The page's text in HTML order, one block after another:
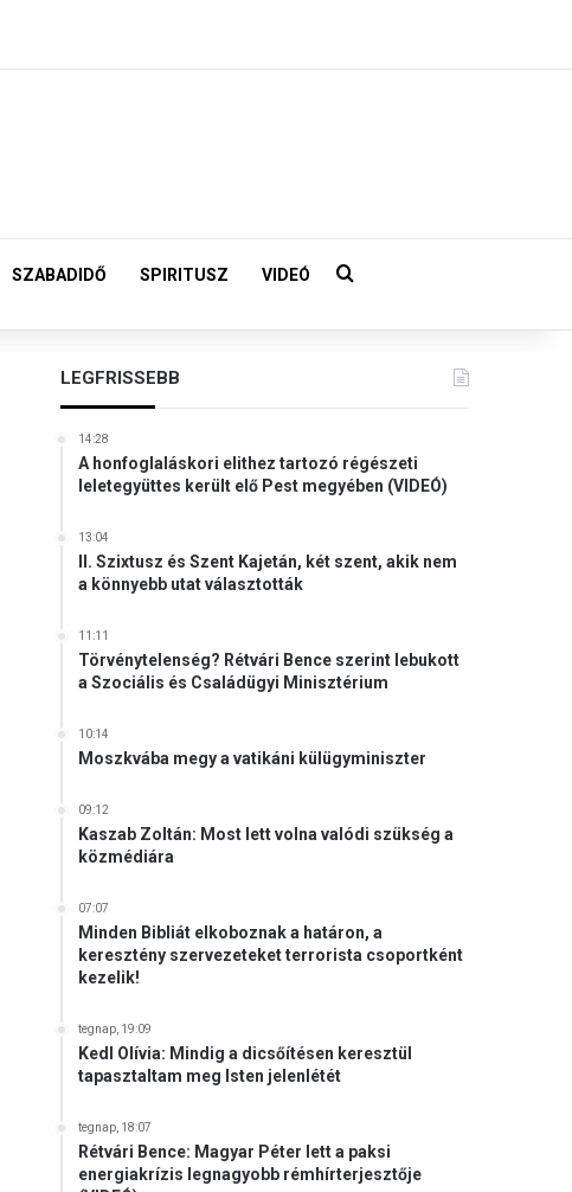
SZABADIDŐ SPIRITUSZ VIDEÓ Keresés:
LEGFRISSEBB
14:28
A honfoglaláskori elithez tartozó régészeti
leletegyüttes került elő Pest megyében (VIDEÓ)
13:04
II. Szixtusz és Szent Kajetán, két szent, akik nem
a könnyebb utat választották
11:11
Törvénytelenség? Rétvári Bence szerint lebukott
a Szociális és Családügyi Minisztérium
10:14
Moszkvába megy a vatikáni külügyminiszter
09:12
Kaszab Zoltán: Most lett volna valódi szükség a
közmédiára
07:07
Minden Bibliát elkoboznak a határon, a
keresztény szervezeteket terrorista csoportként
kezelik!
tegnap, 19:09
Kedl Olívia: Mindig a dicsőítésen keresztül
tapasztaltam meg Isten jelenlétét
tegnap, 18:07
Rétvári Bence: Magyar Péter lett a paksi
energiakrízis legnagyobb rémhírterjesztője